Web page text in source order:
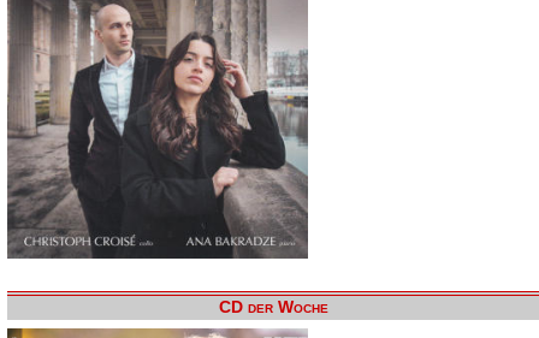
CD der Woche